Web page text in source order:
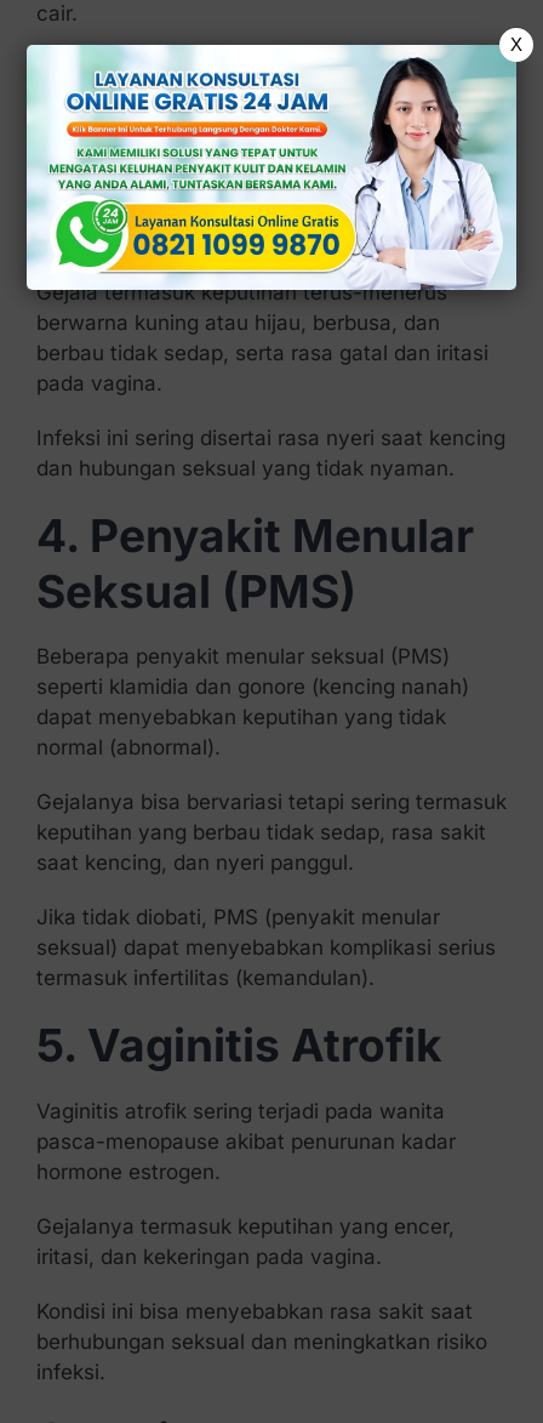
cair.
Faktor risiko termasuk memiliki banyak
pasangan seksual atau menggunakan produk
pembersih vagina yang mengganggu
keseimbangan alami bakteri.
3. Trikomoniasis
Gejala termasuk keputihan terus-menerus
berwarna kuning atau hijau, berbusa, dan
berbau tidak sedap, serta rasa gatal dan iritasi
pada vagina.
Infeksi ini sering disertai rasa nyeri saat kencing
dan hubungan seksual yang tidak nyaman.
4. Penyakit Menular
Seksual (PMS)
Beberapa penyakit menular seksual (PMS)
seperti klamidia dan gonore (kencing nanah)
dapat menyebabkan keputihan yang tidak
normal (abnormal).
Gejalanya bisa bervariasi tetapi sering termasuk
keputihan yang berbau tidak sedap, rasa sakit
saat kencing, dan nyeri panggul.
Jika tidak diobati, PMS (penyakit menular
seksual) dapat menyebabkan komplikasi serius
termasuk infertilitas (kemandulan).
5. Vaginitis Atrofik
Vaginitis atrofik sering terjadi pada wanita
pasca-menopause akibat penurunan kadar
hormone estrogen.
Gejalanya termasuk keputihan yang encer,
iritasi, dan kekeringan pada vagina.
Kondisi ini bisa menyebabkan rasa sakit saat
berhubungan seksual dan meningkatkan risiko
infeksi.
X